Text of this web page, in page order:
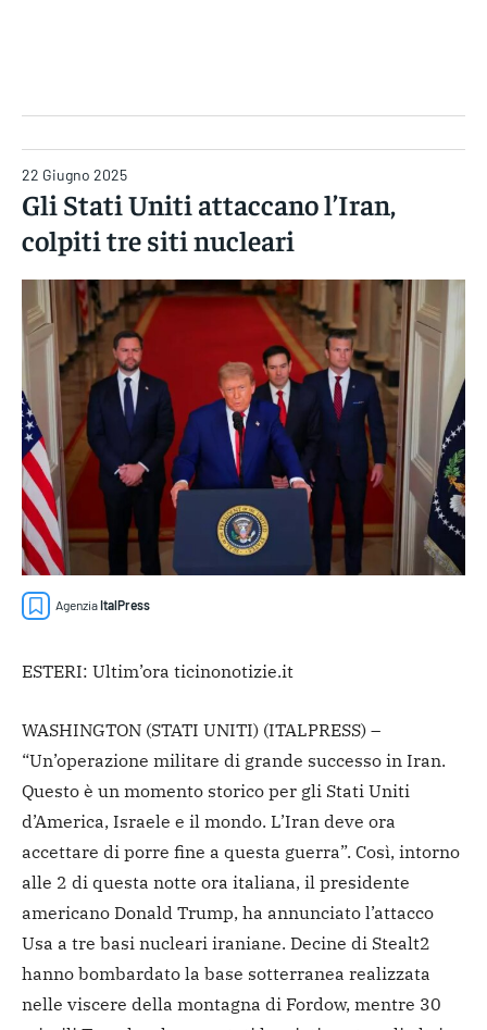
22 Giugno 2025
Gli Stati Uniti attaccano l’Iran,
colpiti tre siti nucleari
AgenziaItalPress
ESTERI: Ultim’ora ticinonotizie.it
WASHINGTON (STATI UNITI) (ITALPRESS) –
“Un’operazione militare di grande successo in Iran.
Questo è un momento storico per gli Stati Uniti
d’America, Israele e il mondo. L’Iran deve ora
accettare di porre fine a questa guerra”. Così, intorno
alle 2 di questa notte ora italiana, il presidente
americano Donald Trump, ha annunciato l’attacco
Usa a tre basi nucleari iraniane. Decine di Stealt2
hanno bombardato la base sotterranea realizzata
nelle viscere della montagna di Fordow, mentre 30